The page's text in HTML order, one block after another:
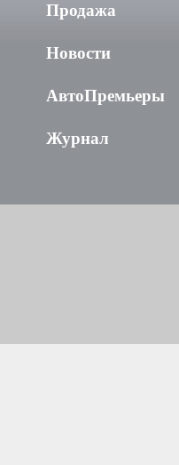
Продажа
Новости
АвтоПремьеры
Журнал